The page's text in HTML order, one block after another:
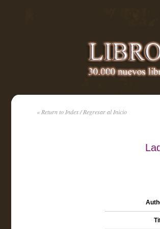
« Return to Index / Regresar al Inicio